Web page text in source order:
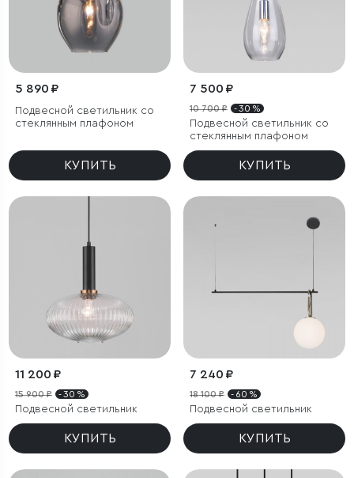
5 890 ₽
Подвесной светильник со
стеклянным плафоном
КУПИТЬ
7 500 ₽
10 700 ₽ - 30 %
Подвесной светильник со
стеклянным плафоном
КУПИТЬ
11 200 ₽
15 900 ₽ - 30 %
Подвесной светильник
КУПИТЬ
7 240 ₽
18 100 ₽ - 60 %
Подвесной светильник
КУПИТЬ